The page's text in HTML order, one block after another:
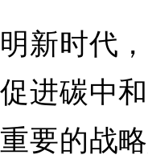
时代，
进碳中
要的